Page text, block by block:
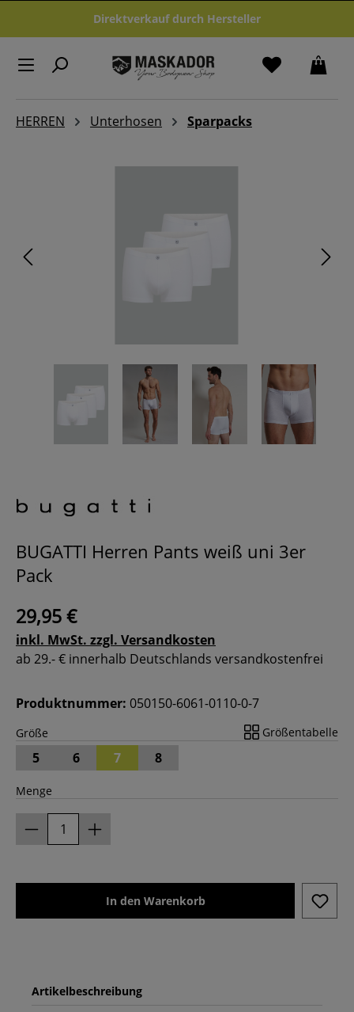
Zum Hauptinhalt springenDirektverkauf durch Hersteller
HERREN Unterhosen Sparpacks
BUGATTI Herren Pants weiß uni 3er
Pack
29,95 €
inkl. MwSt. zzgl. Versandkosten
ab 29.- € innerhalb Deutschlands versandkostenfrei
Produktnummer: 050150-6061-0110-0-7
Größe Größentabelle
5 6 7 8
Menge
In den Warenkorb
Artikelbeschreibung